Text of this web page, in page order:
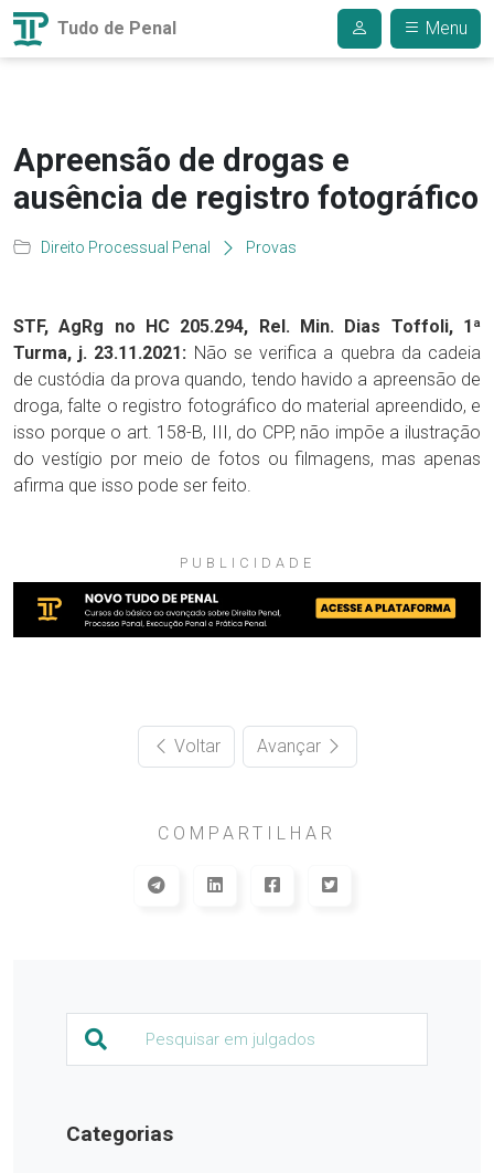
Tudo de Penal Menu
Apreensão de drogas e
ausência de registro fotográfico
Direito Processual Penal Provas
STF, AgRg no HC 205.294, Rel. Min. Dias Toffoli, 1ª
Turma, j. 23.11.2021: Não se verifica a quebra da cadeia
de custódia da prova quando, tendo havido a apreensão de
droga, falte o registro fotográfico do material apreendido, e
isso porque o art. 158-B, III, do CPP, não impõe a ilustração
do vestígio por meio de fotos ou filmagens, mas apenas
afirma que isso pode ser feito.
PUBLICIDADE
Voltar Avançar
COMPARTILHAR
Categorias